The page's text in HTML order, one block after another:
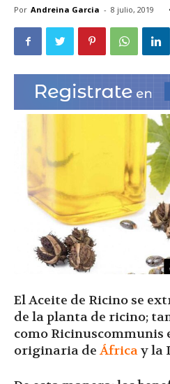
|
|
Por Andreina Garcia - 8 julio, 2019
El Aceite de Ricino se
de la planta de ricino;
como Ricinuscommunis
originaria de Áfricay la